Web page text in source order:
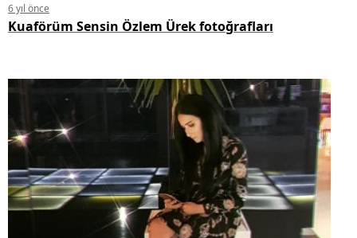
6 yıl önce
Kuaförüm Sensin Özlem Ürek fotoğrafları